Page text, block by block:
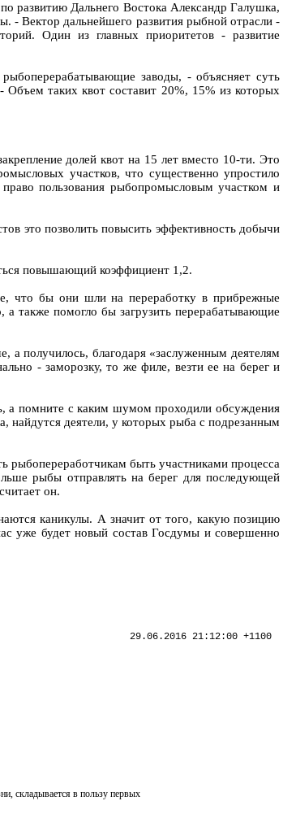
развитию Дальнего Востока Александр Галушка,
- Вектор дальнейшего развития рыбной отрасли -
Один из главных приоритетов - развитие
заводы, - объясняет суть
таких квот составит 20%, 15% из которых
долей квот на 15 лет вместо 10-ти. Это
участков, что существенно упростило
пользования рыбопромысловым участком и
это позволить повысить эффективность добычи
повышающий коэффициент 1,2.
что бы они шли на переработку в прибрежные
а также помогло бы загрузить перерабатывающие
получилось, благодаря «заслуженным деятелям
- заморозку, то же филе, везти ее на берег и
а помните с каким шумом проходили обсуждения
найдутся деятели, у которых рыба с подрезанным
рыбопереработчикам быть участниками процесса
рыбы отправлять на берег для последующей
он.
каникулы. А значит от того, какую позицию
уже будет новый состав Госдумы и совершенно
29.06.2016 21:12:00 +1100
складывается в пользу первых